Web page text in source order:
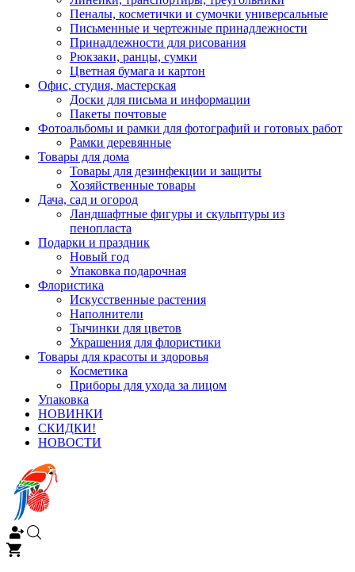
Пеналы, косметички и сумочки универсальные
Письменные и чертежные принадлежности
Принадлежности для рисования
Рюкзаки, ранцы, сумки
Цветная бумага и картон
Офис, студия, мастерская
Доски для письма и информации
Пакеты почтовые
Фотоальбомы и рамки для фотографий и готовых работ
Рамки деревянные
Товары для дома
Товары для дезинфекции и защиты
Хозяйственные товары
Дача, сад и огород
Ландшафтные фигуры и скульптуры из
пенопласта
Подарки и праздник
Новый год
Упаковка подарочная
Флористика
Искусственные растения
Наполнители
Тычинки для цветов
Украшения для флористики
Товары для красоты и здоровья
Косметика
Приборы для ухода за лицом
Упаковка
НОВИНКИ
СКИДКИ!
НОВОСТИ